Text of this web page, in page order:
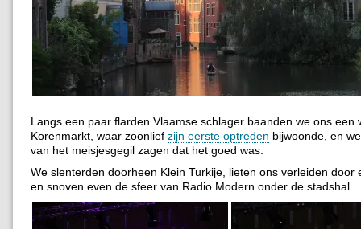
Langs een paar flarden Vlaamse schlager baanden we ons een
Korenmarkt, waar zoonlief zijn eerste optreden bijwoonde, en
van het meisjesgegil zagen dat het goed was.
We slenterden doorheen Klein Turkije, lieten ons verleiden door
en snoven even de sfeer van Radio Modern onder de stadshal.